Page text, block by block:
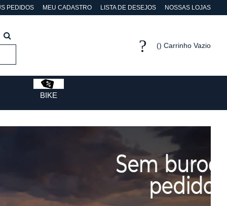
PEDIDOS MEU CADASTRO LISTA DE DESEJOS NOSSAS LOJAS
Carrinho Vazio
BIKE